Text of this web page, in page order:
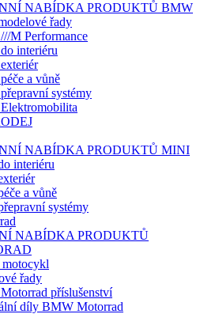
NABÍDKA PRODUKTŮ BMW
řady
M Performance
interiéru
a vůně
systémy
NABÍDKA PRODUKTŮ MINI
interiéru
a vůně
systémy
NABÍDKA PRODUKTŮ
motocykl
řady
příslušenství
díly BMW Motorrad